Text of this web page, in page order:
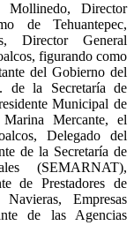
Mollinedo, Director
de Tehuantepec,
Director General
figurando como
del Gobierno del
de la Secretaría de
Municipal de
Mercante, el
Delegado del
de la Secretaría de
(SEMARNAT),
de Prestadores de
Empresas
de las Agencias